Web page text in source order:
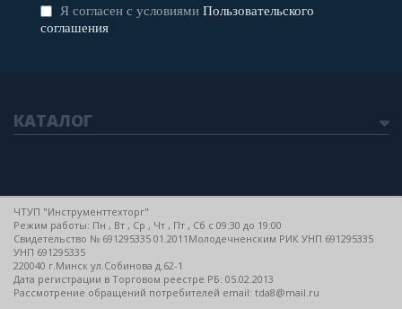
Я согласен с условиями Пользовательского
соглашения
КАТАЛОГ
ЧТУП "Инструменттехторг"
Режим работы: Пн , Вт , Ср , Чт , Пт , Сб c 09:30 до 19:00
Свидетельство № 691295335 01.2011Молодечненским РИК УНП 691295335
УНП 691295335
220040 г.Минск ул.Собинова д.62-1
Дата регистрации в Торговом реестре РБ: 05.02.2013
Рассмотрение обращений потребителей email: tda8@mail.ru